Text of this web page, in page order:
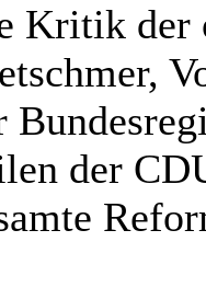
Kritik der
der